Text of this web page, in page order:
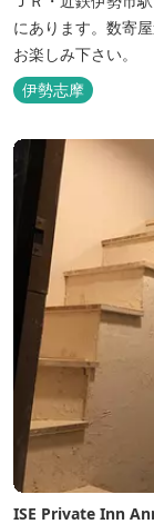
にあります。数寄
お楽しみ下さい。
伊勢志摩
ISE Private Inn